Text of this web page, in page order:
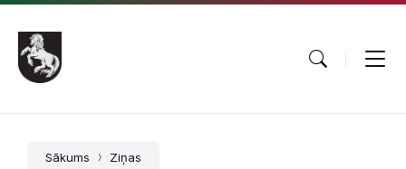
Pāriet
saturu
Skip
main
navigation
Skip
footer
Sākums Ziņas